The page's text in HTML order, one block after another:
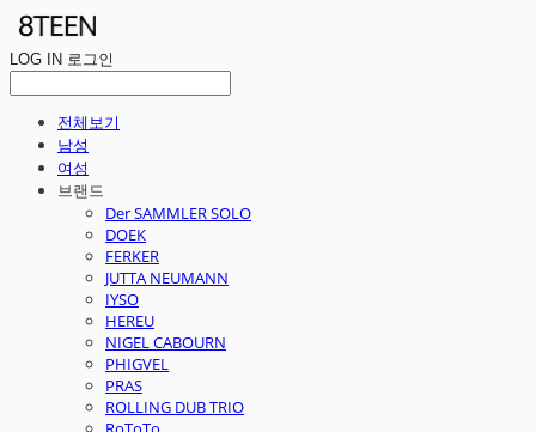
LOG IN 로그인
전체보기
남성
여성
브랜드
Der SAMMLER SOLO
DOEK
FERKER
JUTTA NEUMANN
IYSO
HEREU
NIGEL CABOURN
PHIGVEL
PRAS
ROLLING DUB TRIO